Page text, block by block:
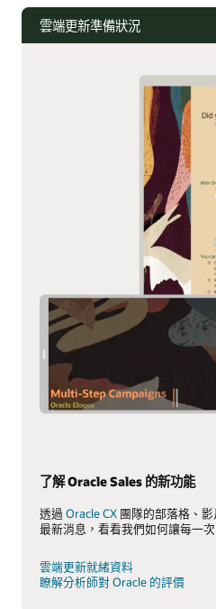
雲端更新準備狀況
了解 Oracle Sales 的新功能
透過 Oracle CX 團隊的部落格、
最新消息，看看我們如何讓每一
雲端更新就緒資料
瞭解分析師對 Oracle 的評價